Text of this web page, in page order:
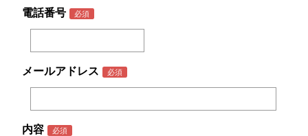
電話番号
メールアドレス
内容